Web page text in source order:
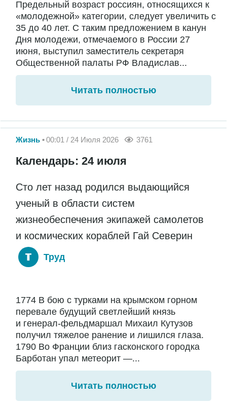
Предельный возраст россиян, относящихся к
«молодежной» категории, следует увеличить с
35 до 40 лет. С таким предложением в канун
Дня молодежи, отмечаемого в России 27
июня, выступил заместитель секретаря
Общественной палаты РФ Владислав...
Читать полностью
Жизнь 00:01 / 24 Июля 2026 3761
Календарь: 24 июля
Сто лет назад родился выдающийся
ученый в области систем
жизнеобеспечения экипажей самолетов
и космических кораблей Гай Северин
Труд
1774 В бою с турками на крымском горном
перевале будущий светлейший князь
и генерал-фельдмаршал Михаил Кутузов
получил тяжелое ранение и лишился глаза.
1790 Во Франции близ гасконского городка
Барботан упал метеорит —...
Читать полностью